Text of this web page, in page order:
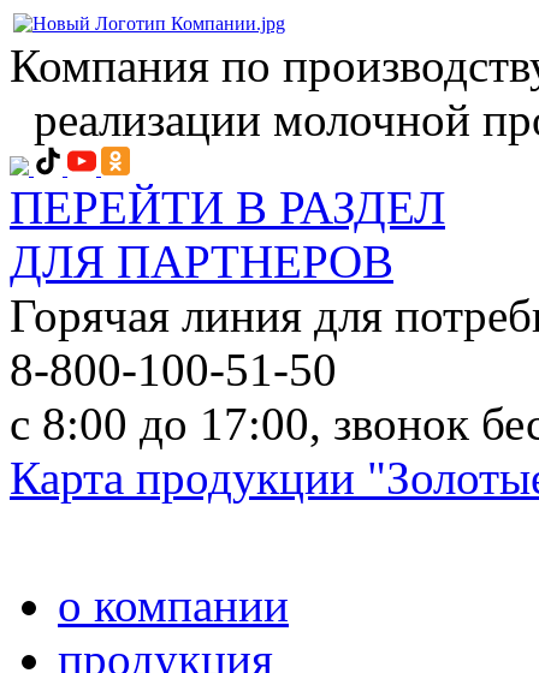
Компания по
реализации молочной
ПЕРЕЙТИ В РАЗДЕЛ
ДЛЯ ПАРТНЕРОВ
Горячая линия для
8-800-100-51-50
с 8:00 до 17:00, звонок
Карта продукции
о компании
продукция